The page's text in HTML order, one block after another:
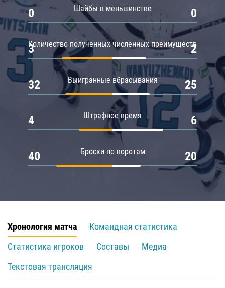
Шайбы в меньшинстве
0 0
Количество полученных численных преимуществ
3 2
Выигранные вбрасывания
32 25
Штрафное время
4 6
Броски по воротам
40 20
Хронология матча
Командная статистика
Статистика игроков
Составы
Медиа
Текстовая трансляция